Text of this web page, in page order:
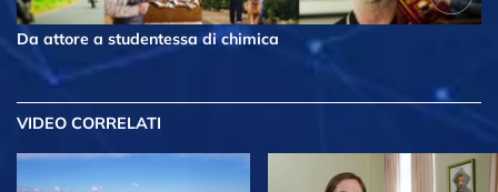
Da attore a studentessa di chimica
VIDEO CORRELATI